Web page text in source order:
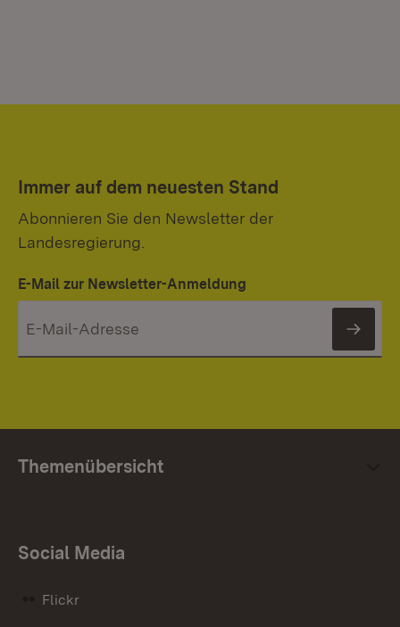
Immer auf dem neuesten Stand
Abonnieren Sie den Newsletter der
Landesregierung.
E-Mail zur Newsletter-Anmeldung
Themenübersicht
Social Media
Flickr